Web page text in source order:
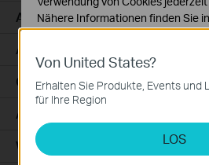
Access
Access Pro
GPON
Agile
Wired Gateways
Von United States?
Erhalten Sie Produkte, Events und
für Ihre Region
LOS
Nähere Informationen finden Sie
Datenschutzhinweisen.
Notwendige Cookies
Diese Cookies sind zur Funktion
erforderlich und können in Ihren
Analyse- und Marketing-Cookies
Analyse-Cookies ermöglichen es